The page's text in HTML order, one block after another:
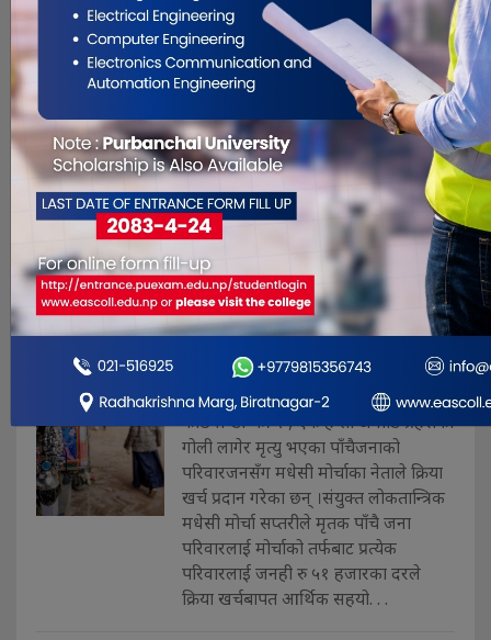
प्रबिन दाहाल एमालेले मेची महाकाली
अभियानअन्तर्गत बुधबार कैलालीको टीकापुर
र लम्कीमा बृहत जनभेला गर्दैछ। टीकापुरमा
मध्याह्न १२ बजे र लम्कीमा अपराह्न ३ बजे
जनभेला सुरु हुने एमालले जनाएको छ।
भेलामा अध्यक्ष केपी शर्मा ओली लगायत
एमालेका शीर्ष नेताले सम्बोधन गर्ने कार्यक्रम
छ। एमालेको मेची महाकाली अभि�. . .
प्रहरीको गोली लागेर मृत्यु
भएकाको परिवारलाई ५१ हजार
क्रिया खर्चबापत आर्थिक
सहयोग
काठमान्डौ चैत्र २ , एक हप्ता अगाडि प्रहरीको
गोली लागेर मृत्यु भएका पाँचैजनाको
परिवारजनसँग मधेसी मोर्चाका नेताले क्रिया
खर्च प्रदान गरेका छन् ।संयुक्त लोकतान्त्रिक
मधेसी मोर्चा सप्तरीले मृतक पाँचै जना
परिवारलाई मोर्चाको तर्फबाट प्रत्येक
परिवारलाई जनही रु ५१ हजारका दरले
क्रिया खर्चबापत आर्थिक सहयो. . .